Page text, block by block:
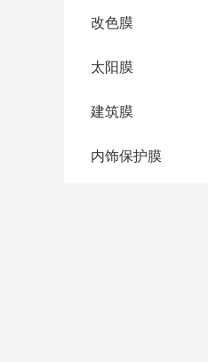
改色膜
太阳膜
建筑膜
内饰保护膜